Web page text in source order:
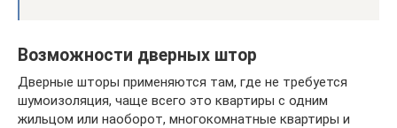
Возможности дверных штор
Дверные шторы применяются там, где не требуется
шумоизоляция, чаще всего это квартиры с одним
жильцом или наоборот, многокомнатные квартиры и